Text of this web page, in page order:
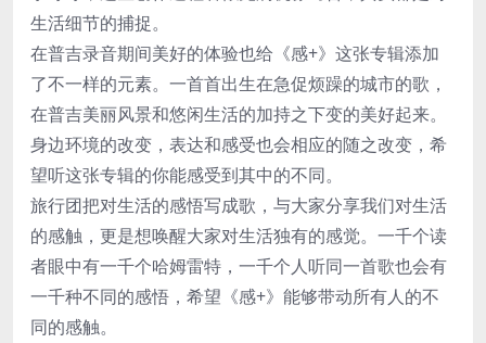
生活细节的捕捉。
在普吉录音期间美好的体验也给《感+》这张专辑添加
了不一样的元素。一首首出生在急促烦躁的城市的歌，
在普吉美丽风景和悠闲生活的加持之下变的美好起来。
身边环境的改变，表达和感受也会相应的随之改变，希
望听这张专辑的你能感受到其中的不同。
旅行团把对生活的感悟写成歌，与大家分享我们对生活
的感触，更是想唤醒大家对生活独有的感觉。一千个读
者眼中有一千个哈姆雷特，一千个人听同一首歌也会有
一千种不同的感悟，希望《感+》能够带动所有人的不
同的感触。